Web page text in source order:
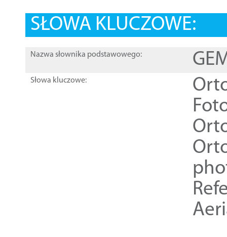
SŁOWA KLUCZOWE:
Nazwa słownika podstawowego:
Słowa kluczowe: